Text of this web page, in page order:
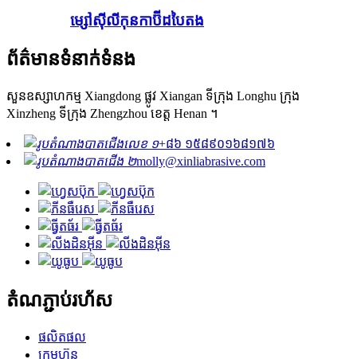
ម្សៅស៊ីលីកុនកាប៊ីដបៃតង
ព័ត៌មានទំនាក់ទំនង
សួនឧស្សាហកម្ម Xiangdong ផ្លូវ Xiangan ទីក្រុង Longhu ក្រុង
Xinzheng ទីក្រុង Zhengzhou ខេត្ត Henan ។
+៨៦ ១៥៨៩០១៦៨១៧៦
molly@xinliabrasive.com
តំណភ្ជាប់រហ័ស
ផលិតផល
ក្រុមហ៊ុន